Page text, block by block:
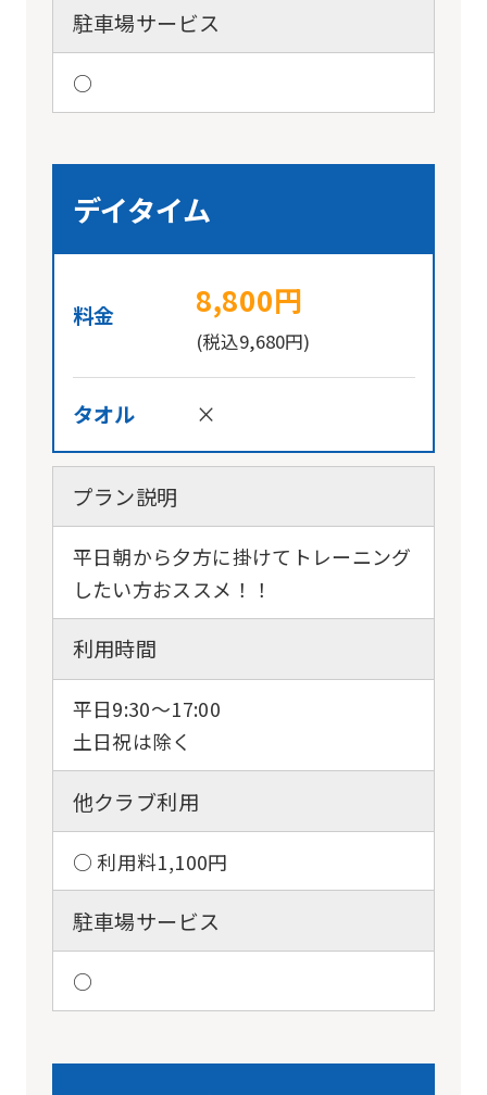
駐車場サービス
○
デイタイム
料金 8,800円
(税込9,680円)
タオル ×
プラン説明
平日朝から夕方に掛けてトレーニング
したい方おススメ！！
利用時間
平日9:30〜17:00
土日祝は除く
他クラブ利用
○ 利用料1,100円
駐車場サービス
○
website
into
English.
Click
the
link
(start
translation)
to
return
However,
you
automatic
service,